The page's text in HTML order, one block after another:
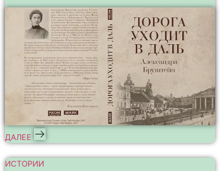
ДАЛЕЕ
ИСТОРИИ